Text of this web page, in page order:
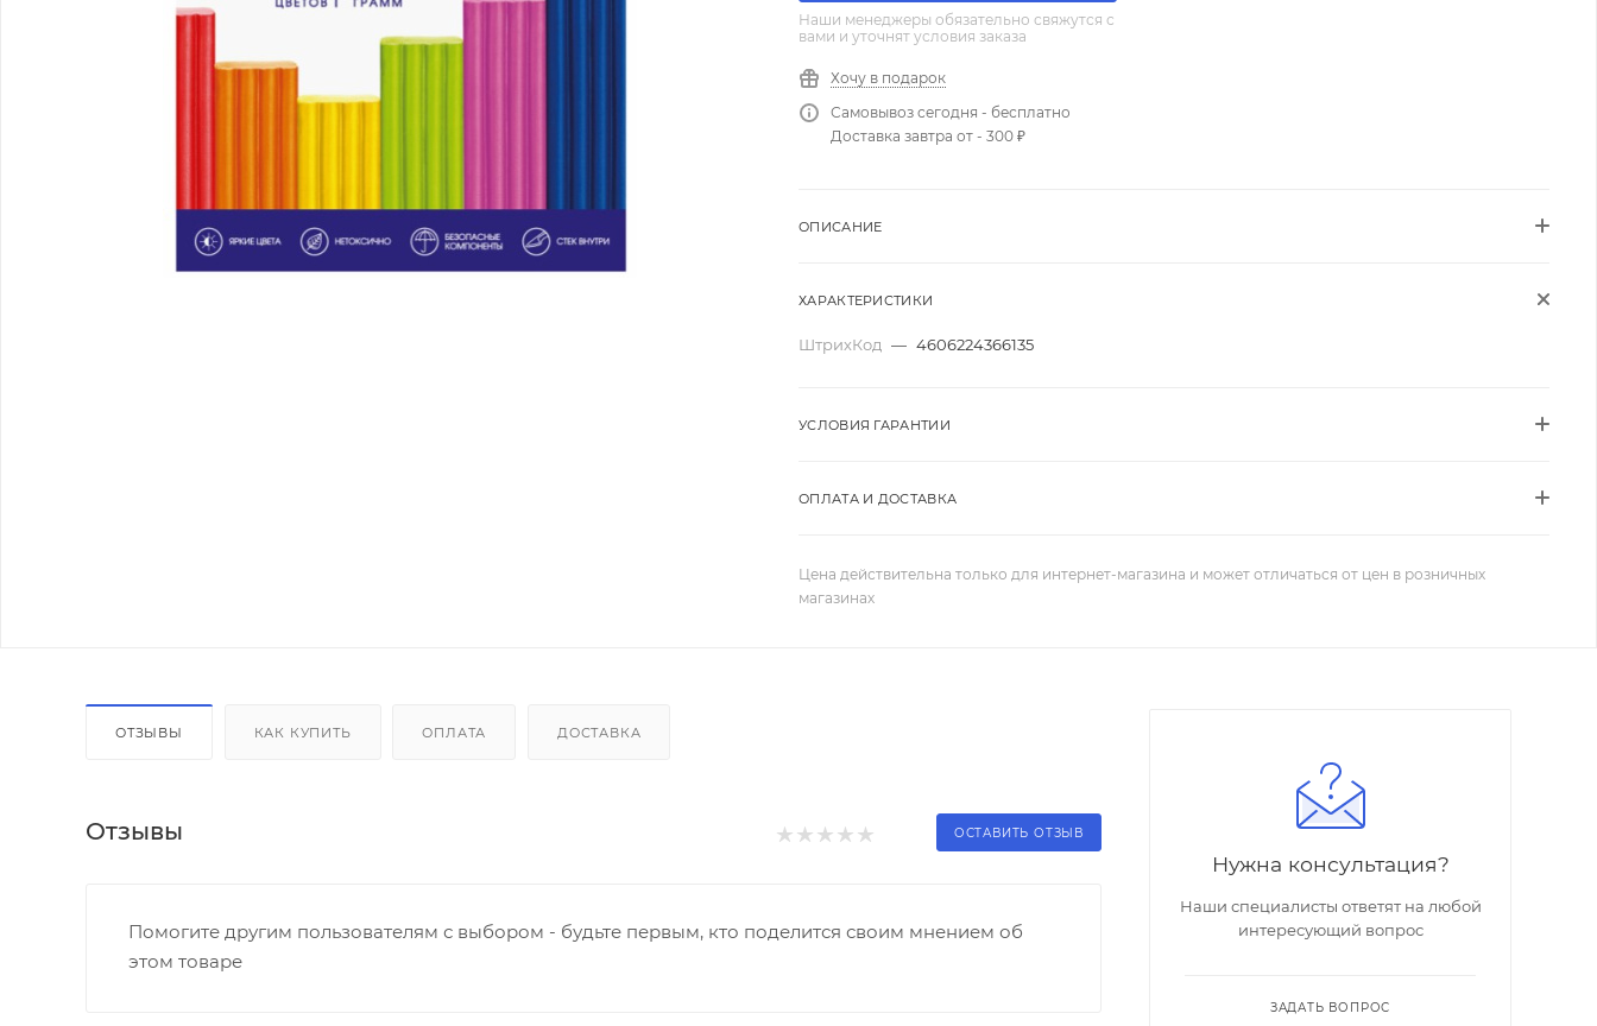
Наши менеджеры обязательно свяжутся с
вами и уточнят условия заказа
Хочу в подарок
Самовывоз сегодня - бесплатно
Доставка завтра от - 300 ₽
ОПИСАНИЕ
ХАРАКТЕРИСТИКИ
ШтрихКод — 4606224366135
УСЛОВИЯ ГАРАНТИИ
ОПЛАТА И ДОСТАВКА
Цена действительна только для интернет-магазина и может отличаться от цен в розничных
магазинах
ОТЗЫВЫ КАК КУПИТЬ ОПЛАТА ДОСТАВКА
Отзывы ОСТАВИТЬ ОТЗЫВ
Помогите другим пользователям с выбором - будьте первым, кто поделится своим мнением об
этом товаре
Нужна консультация?
Наши специалисты ответят на любой
интересующий вопрос
ЗАДАТЬ ВОПРОС